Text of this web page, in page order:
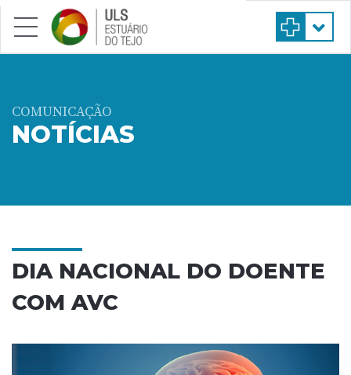
Saltar para conteúdo principal
COMUNICAÇÃO
NOTÍCIAS
DIA NACIONAL DO DOENTE
COM AVC